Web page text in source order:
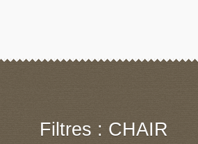
Filtres : CHAIR